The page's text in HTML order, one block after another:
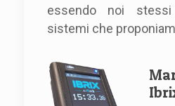
essendo noi
sistemi che